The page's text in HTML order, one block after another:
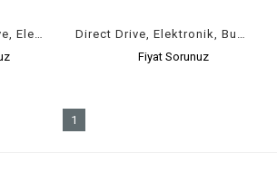
Fiyat Sorunuz
1